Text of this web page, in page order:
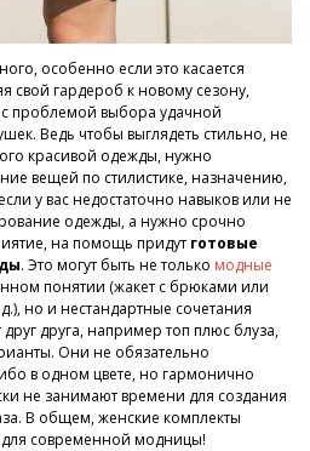
особенно если это касается
свой гардероб к новому сезону,
проблемой выбора удачной
Ведь чтобы выглядеть стильно, не
красивой одежды, нужно
вещей по стилистике, назначению,
у вас недостаточно навыков или не
одежды, а нужно срочно
на помощь придут готовые
. Это могут быть не только модные
понятии (жакет с брюками или
но и нестандартные сочетания
друга, например топ плюс блуза,
Они не обязательно
в одном цвете, но гармонично
не занимают времени для создания
В общем, женские комплекты
для современной модницы!